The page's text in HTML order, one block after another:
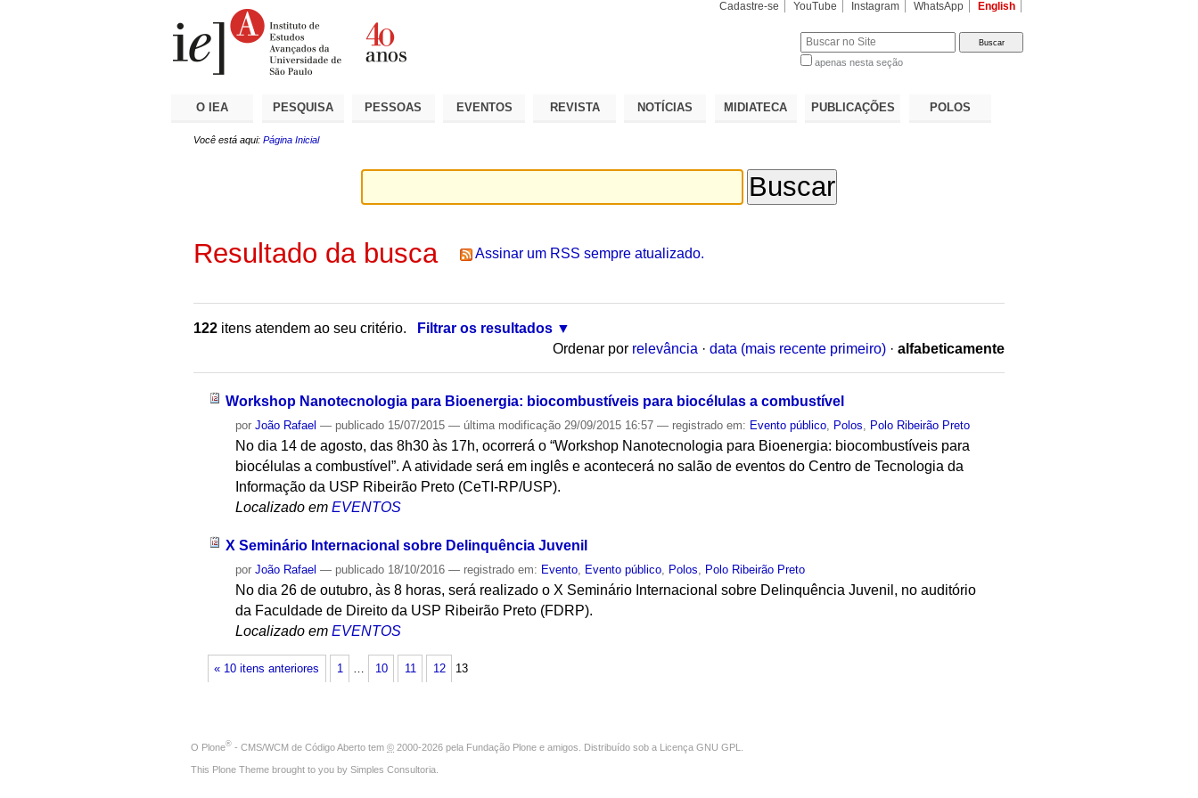
Cadastre-se YouTube Instagram WhatsApp English
apenas nesta seção
O IEA PESQUISA PESSOAS EVENTOS REVISTA NOTÍCIAS MIDIATECA PUBLICAÇÕES POLOS
Você está aqui: Página Inicial
Resultado da busca Assinar um RSS sempre atualizado.
122 itens atendem ao seu critério.
Filtrar os resultados
Ordenar por relevância · data (mais recente primeiro) · alfabeticamente
Workshop Nanotecnologia para Bioenergia: biocombustíveis para biocélulas a combustível
porJoão Rafael — publicado 15/07/2015— última modificação 29/09/2015 16:57— registrado em: Evento público Polos Polo Ribeirão Preto
No dia 14 de agosto, das 8h30 às 17h, ocorrerá o “Workshop Nanotecnologia para Bioenergia: biocombustíveis para
biocélulas a combustível”. A atividade será em inglês e acontecerá no salão de eventos do Centro de Tecnologia da
Informação da USP Ribeirão Preto (CeTI-RP/USP).
Localizado em EVENTOS
X Seminário Internacional sobre Delinquência Juvenil
porJoão Rafael — publicado 18/10/2016— registrado em: Evento Evento público Polos Polo Ribeirão Preto
No dia 26 de outubro, às 8 horas, será realizado o X Seminário Internacional sobre Delinquência Juvenil, no auditório
da Faculdade de Direito da USP Ribeirão Preto (FDRP).
Localizado em EVENTOS
« 10 itens anteriores 1 10 11 12 13
O Plone® - CMS/WCM de Código Aberto tem © 2000-2026 pela Fundação Plone e amigos. Distribuído sob a Licença GNU GPL
This Plone Theme brought to you by Simples Consultoria